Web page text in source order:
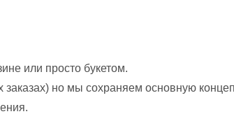
или просто букетом.
заказах) но мы сохраняем основную